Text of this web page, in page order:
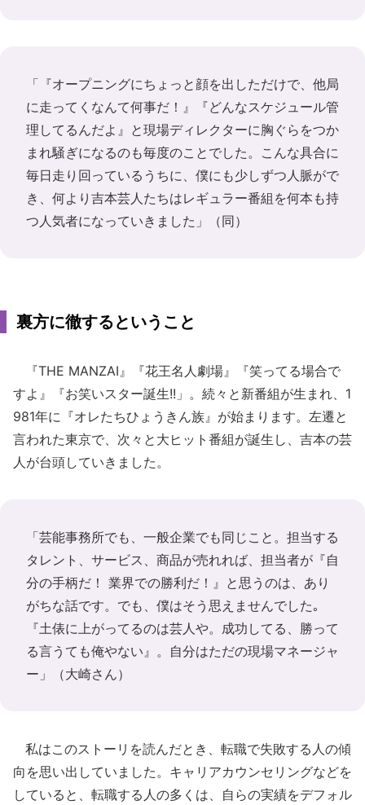
「『オープニングにちょっと顔を出しただけで、他局
に走ってくなんて何事だ！』『どんなスケジュール管
理してるんだよ』と現場ディレクターに胸ぐらをつか
まれ騒ぎになるのも毎度のことでした。こんな具合に
毎日走り回っているうちに、僕にも少しずつ人脈がで
き、何より吉本芸人たちはレギュラー番組を何本も持
つ人気者になっていきました」（同）
裏方に徹するということ
『THE MANZAI』『花王名人劇場』『笑ってる場合で
すよ』『お笑いスター誕生!!」。続々と新番組が生まれ、1
981年に『オレたちひょうきん族』が始まります。左遷と
言われた東京で、次々と大ヒット番組が誕生し、吉本の芸
人が台頭していきました。
「芸能事務所でも、一般企業でも同じこと。担当する
タレント、サービス、商品が売れれば、担当者が『自
分の手柄だ！ 業界での勝利だ！』と思うのは、あり
がちな話です。でも、僕はそう思えませんでした｡
『土俵に上がってるのは芸人や。成功してる、勝って
る言うても俺やない』。自分はただの現場マネージャ
ー」（大崎さん）
私はこのストーリを読んだとき、転職で失敗する人の傾
向を思い出していました。キャリアカウンセリングなどを
していると、転職する人の多くは、自らの実績をデフォル